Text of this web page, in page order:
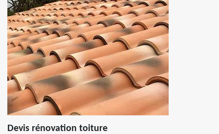
Devis rénovation toiture